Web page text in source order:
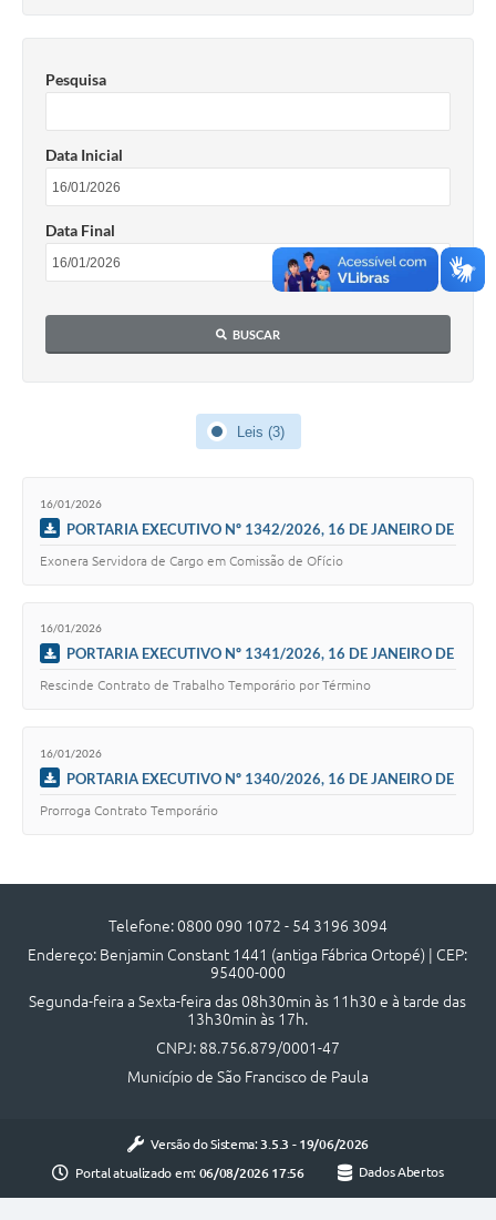
Multimídia
Contato
Acesso à Informação
Guia Credenciamento Pregao Online Banrisul
Devedores de ICMS/IPVA.
Contas Públicas
Casa do Trabalhador
Turismo
Despesas por órgãos
Relatório de gestão fiscal
Relatório circunstanciado
Colaborador
Pesquisa
Data Inicial
Data Final
BUSCAR
Leis (3)
16/01/2026
PORTARIA EXECUTIVO Nº 1342/2026, 16 DE JANEIRO DE
Exonera Servidora de Cargo em Comissão de Ofício
16/01/2026
PORTARIA EXECUTIVO Nº 1341/2026, 16 DE JANEIRO DE
Rescinde Contrato de Trabalho Temporário por Término
16/01/2026
PORTARIA EXECUTIVO Nº 1340/2026, 16 DE JANEIRO DE
Prorroga Contrato Temporário
Telefone: 0800 090 1072 - 54 3196 3094
Endereço: Benjamin Constant 1441 (antiga Fábrica Ortopé) | CEP:
95400-000
Segunda-feira a Sexta-feira das 08h30min às 11h30 e à tarde das
13h30min às 17h.
CNPJ: 88.756.879/0001-47
Município de São Francisco de Paula
Versão do Sistema: 3.5.3 - 19/06/2026
Portal atualizado em: 06/08/2026 17:56 Dados Abertos